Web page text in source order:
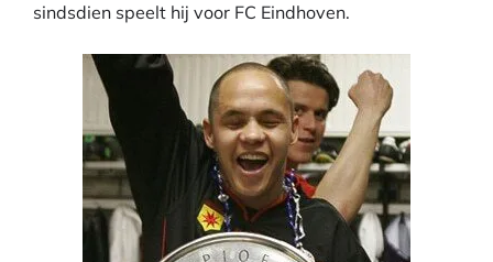
sindsdien speelt hij voor FC Eindhoven.